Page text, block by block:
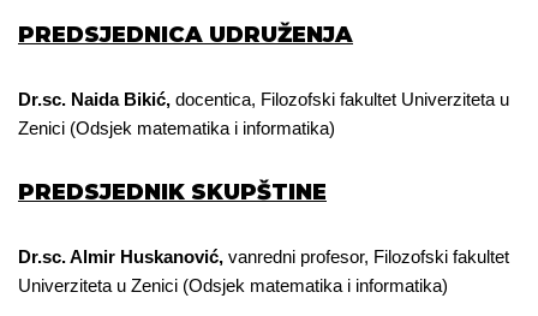
PREDSJEDNICA UDRUŽENJA
Dr.sc. Naida Bikić, docentica, Filozofski fakultet Univerziteta u
Zenici (Odsjek matematika i informatika)
PREDSJEDNIK SKUPŠTINE
Dr.sc. Almir Huskanović, vanredni profesor, Filozofski fakultet
Univerziteta u Zenici (Odsjek matematika i informatika)